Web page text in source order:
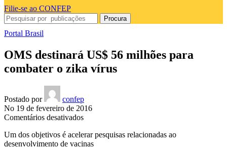
Filie-se ao CONFEP
Procura
Portal Brasil
OMS destinará US$ 56 milhões para
combater o zika vírus
Postado por
confep
No 19 de fevereiro de 2016
Comentários desativadosem
destinará
US$
Um dos objetivos é acelerar pesquisas relacionadas ao
desenvolvimento de vacinas